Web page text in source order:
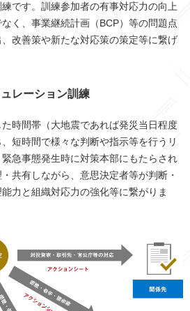
です。訓練参加者の有事対応力の向上
く、事業継続計画（BCP）等の問題点
改善策や新たな対応策の策定等に繋げ
レーション訓練
時間帯（大地震であれば発災当日程度
短時間で様々な判断や指示等を行うリ
急事態発生時に対策本部にもたらされ
共有しながら、意思決定者等が判断・
力と組織対応力の強化等に繋がりま